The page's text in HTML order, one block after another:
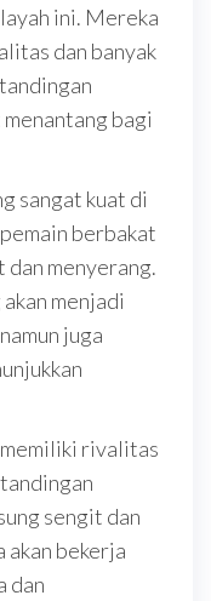
ini. Mereka
dan banyak
bagi
sangat kuat di
berbakat
dan menyerang.
menjadi
juga
rivalitas
sengit dan
akan bekerja
dan